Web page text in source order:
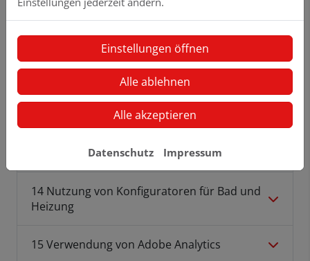
10 Bekanntmachung von Veränderungen
11 Rechte der betroffenen Personen
12 Berechtigte Interessen an der
Verarbeitung, die von dem Verantwortlichen
oder einem Dritten verfolgt werden
13 Umgang mit Bewerberdaten
14 Nutzung von Konfiguratoren für Bad und
Heizung
15 Verwendung von Adobe Analytics
Einstellungen öffnen
Alle ablehnen
Alle akzeptieren
Datenschutz Impressum